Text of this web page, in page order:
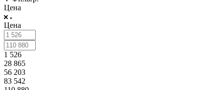
Цена
Цена
1 526
28 865
56 203
83 542